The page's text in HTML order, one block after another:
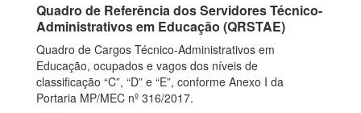
Quadro de Referência dos Servidores Técnico-
Administrativos em Educação (QRSTAE)
Quadro de Cargos Técnico-Administrativos em
Educação, ocupados e vagos dos níveis de
classificação “C”, “D” e “E”, conforme Anexo I da
Portaria MP/MEC nº 316/2017.